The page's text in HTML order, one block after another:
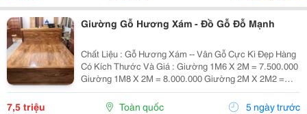
Giường Gỗ Hương Xám - Đồ Gỗ Đỗ Mạnh
Chất Liệu : Gỗ Hương Xám -- Vân Gỗ Cực Kì Đẹp Hàng
Có Kích Thước Và Giá : Giường 1M6 X 2M = 7.500.000
Giường 1M8 X 2M = 8.000.000 Giường 2M X 2M2 =
9.500.000 Giá Bán Đã Bao Gồm Dát Phản Như Ảnh ~~~
≫≫≫ Lợi Ích Khi Mua Sản Phẩm : ~~~...
7,5 triệu Toàn quốc 5 ngày trước